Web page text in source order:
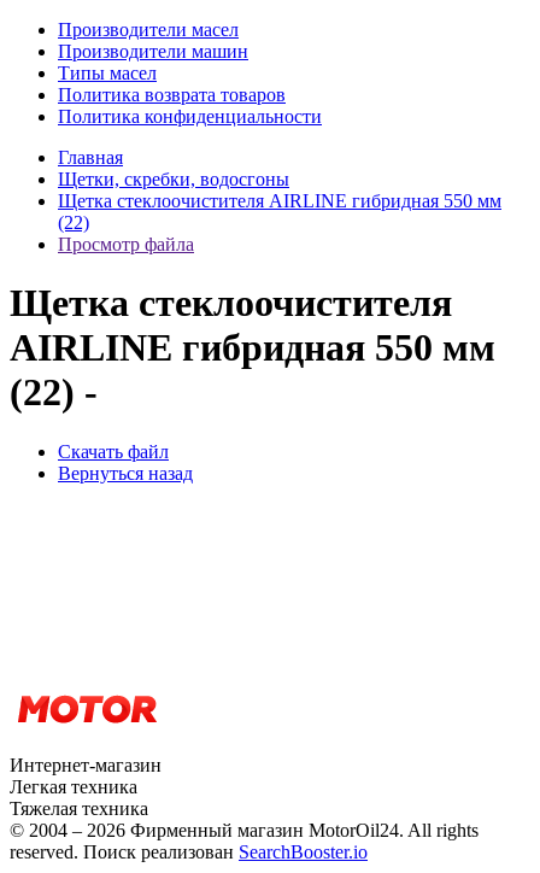
Производители масел
Производители машин
Типы масел
Политика возврата товаров
Политика конфиденциальности
Главная
Щетки, скребки, водосгоны
Щетка стеклоочистителя AIRLINE гибридная 550 мм
(22)
Просмотр файла
Щетка стеклоочистителя
AIRLINE гибридная 550 мм
(22) -
Скачать файл
Вернуться назад
Интернет-магазин
Легкая техника
Тяжелая техника
© 2004 – 2026 Фирменный магазин MotorOil24. All rights
reserved. Поиск реализован SearchBooster.io